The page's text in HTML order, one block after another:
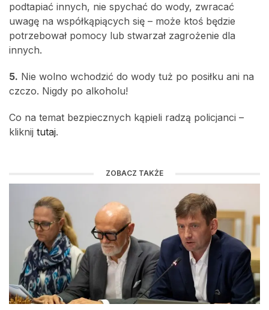
podtapiać innych, nie spychać do wody, zwracać
uwagę na współkąpiących się – może ktoś będzie
potrzebował pomocy lub stwarzał zagrożenie dla
innych.
5. Nie wolno wchodzić do wody tuż po posiłku ani na
czczo. Nigdy po alkoholu!
Co na temat bezpiecznych kąpieli radzą policjanci –
kliknij tutaj.
ZOBACZ TAKŻE